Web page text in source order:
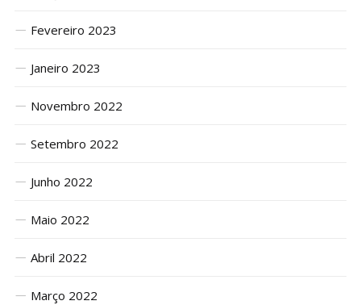
Fevereiro 2023
Janeiro 2023
Novembro 2022
Setembro 2022
Junho 2022
Maio 2022
Abril 2022
Março 2022